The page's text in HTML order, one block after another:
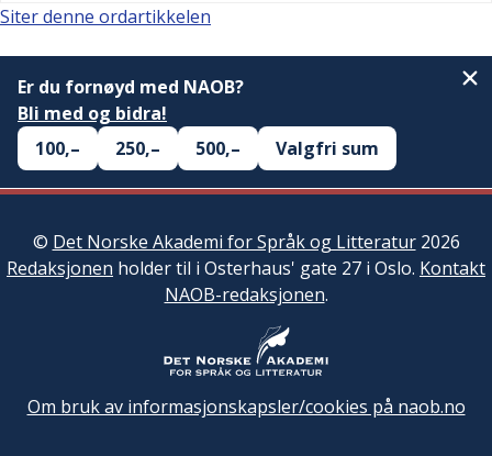
Siter denne ordartikkelen
Er du fornøyd med NAOB?
Bli med og bidra!
100,–
250,– 500,– Valgfri sum
© Det Norske Akademi for Språk og Litteratur2026
Redaksjonen holder til i Osterhaus' gate 27 i Oslo. Kontakt
NAOB-redaksjonen.
Om bruk av informasjonskapsler/cookies på naob.no